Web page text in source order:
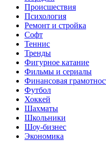
Происшествия
Психология
Ремонт и стройка
Софт
Теннис
Тренды
Фигурное катание
Фильмы и сериалы
Финансовая
Футбол
Хоккей
Шахматы
Школьники
Шоу-бизнес
Экономика